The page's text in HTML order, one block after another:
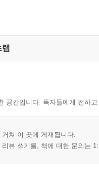
공간입니다. 독자들에게 전하
쳐 이 곳에 게재됩니다.
뷰 쓰기를, 책에 대한 문의는